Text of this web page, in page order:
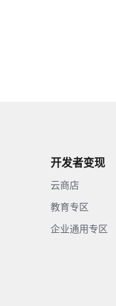
开发者变现
云商店
教育专区
企业通用专区